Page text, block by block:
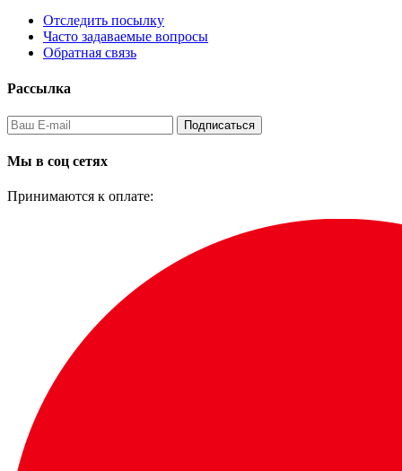
Отследить посылку
Часто задаваемые вопросы
Обратная связь
Рассылка
Подписаться
Мы в соц сетях
Принимаются к оплате: